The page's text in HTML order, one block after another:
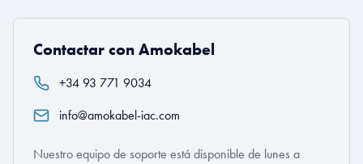
Contactar con Amokabel
+34 93 771 9034
info@amokabel-iac.com
Nuestro equipo de soporte está disponible de lunes a